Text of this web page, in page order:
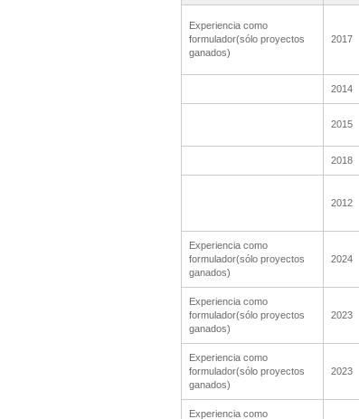
Experiencia como
formulador(sólo proyectos
ganados)
2017
2014
2015
2018
2012
Experiencia como
formulador(sólo proyectos
ganados)
2024
Experiencia como
formulador(sólo proyectos
ganados)
2023
Experiencia como
formulador(sólo proyectos
ganados)
2023
Experiencia como